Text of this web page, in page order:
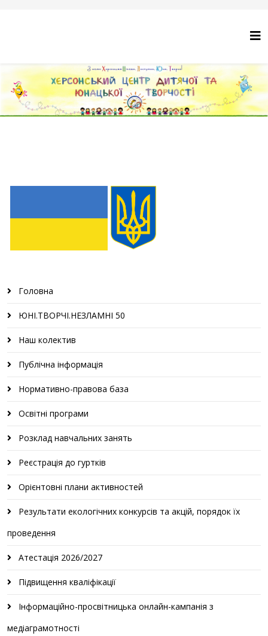
Головна
ЮНІ.ТВОРЧІ.НЕЗЛАМНІ 50
Наш колектив
Публічна інформація
Нормативно-правова база
Освітні програми
Розклад навчальних занять
Реєстрація до гуртків
Орієнтовні плани активностей
Результати екологічних конкурсів та акцій, порядок їх
проведення
Атестація 2026/2027
Підвищення кваліфікації
Інформаційно-просвітницька онлайн-кампанія з
медіаграмотності